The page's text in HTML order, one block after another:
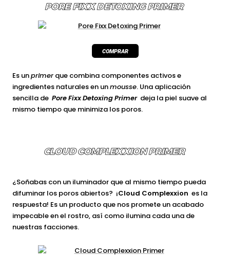
PORE FIXX DETOXING PRIMER
Es unprimerque combina componentes activos e
ingredientes naturales en unmousse. Una aplicación
sencilla de Pore Fixx Detoxing Primerdeja la piel suave al
mismo tiempo que minimiza los poros.
CLOUD COMPLEXXION PRIMER
¿Soñabas con un iluminador que al mismo tiempo pueda
difuminar los poros abiertos? ¡Cloud Complexxion es la
respuesta! Es un producto que nos promete un acabado
impecable en el rostro, así como ilumina cada una de
nuestras facciones.